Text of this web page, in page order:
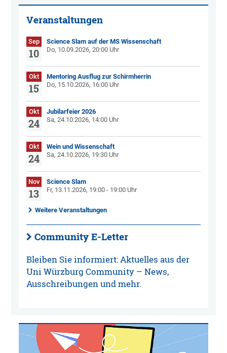
Veranstaltungen
Sep
10
Science Slam auf der MS Wissenschaft
Do, 10.09.2026, 20:00 Uhr
Okt
15
Mentoring Ausflug zur Schirmherrin
Do, 15.10.2026, 16:00 Uhr
Okt
24
Jubilarfeier 2026
Sa, 24.10.2026, 14:00 Uhr
Okt
24
Wein und Wissenschaft
Sa, 24.10.2026, 19:30 Uhr
Nov
13
Science Slam
Fr, 13.11.2026, 19:00 - 19:00 Uhr
Weitere Veranstaltungen
Community E-Letter
Bleiben Sie informiert: Aktuelles aus der
Uni Würzburg Community – News,
Ausschreibungen und mehr.